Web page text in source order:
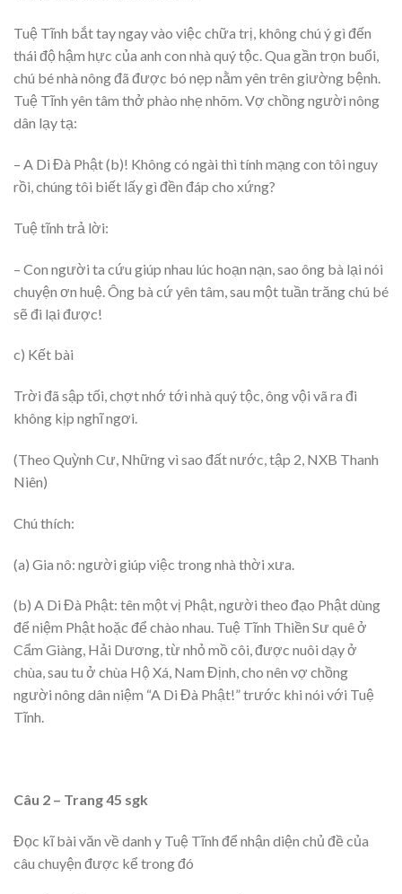
Tuệ Tĩnh bắt tay ngay vào việc chữa trị, không chú ý gì đến
thái độ hậm hực của anh con nhà quý tộc. Qua gần trọn buổi,
chú bé nhà nông đã được bó nẹp nằm yên trên giường bệnh.
Tuệ Tĩnh yên tâm thở phào nhẹ nhõm. Vợ chồng người nông
dân lạy tạ:
– A Di Đà Phật (b)! Không có ngài thì tính mạng con tôi nguy
rồi, chúng tôi biết lấy gì đền đáp cho xứng?
Tuệ tĩnh trả lời:
– Con người ta cứu giúp nhau lúc hoạn nạn, sao ông bà lại nói
chuyện ơn huệ. Ông bà cứ yên tâm, sau một tuần trăng chú bé
sẽ đi lại được!
c) Kết bài
Trời đã sập tối, chợt nhớ tới nhà quý tộc, ông vội vã ra đi
không kịp nghĩ ngơi.
(Theo Quỳnh Cư, Những vì sao đất nước, tập 2, NXB Thanh
Niên)
Chú thích:
(a) Gia nô: người giúp việc trong nhà thời xưa.
(b) A Di Đà Phật: tên một vị Phật, người theo đạo Phật dùng
để niệm Phật hoặc để chào nhau. Tuệ Tĩnh Thiền Sư quê ở
Cẩm Giàng, Hải Dương, từ nhỏ mồ côi, được nuôi dạy ở
chùa, sau tu ở chùa Hộ Xá, Nam Định, cho nên vợ chồng
người nông dân niệm “A Di Đà Phật!” trước khi nói với Tuệ
Tĩnh.
Câu 2 – Trang 45 sgk
Đọc kĩ bài văn về danh y Tuệ Tĩnh để nhận diện chủ đề của
câu chuyện được kể trong đó